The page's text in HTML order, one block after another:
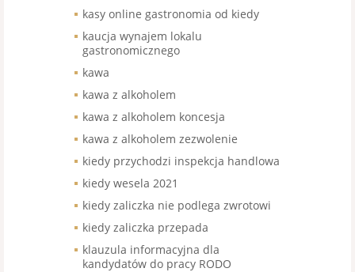
kasy online gastronomia od kiedy
kaucja wynajem lokalu
gastronomicznego
kawa
kawa z alkoholem
kawa z alkoholem koncesja
kawa z alkoholem zezwolenie
kiedy przychodzi inspekcja handlowa
kiedy wesela 2021
kiedy zaliczka nie podlega zwrotowi
kiedy zaliczka przepada
klauzula informacyjna dla
kandydatów do pracy RODO